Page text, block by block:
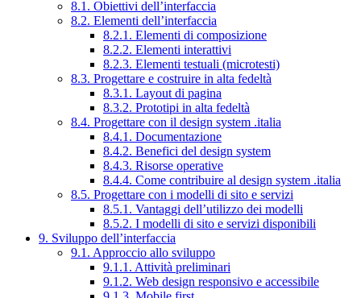
8.1. Obiettivi dell’interfaccia
8.2. Elementi dell’interfaccia
8.2.1. Elementi di composizione
8.2.2. Elementi interattivi
8.2.3. Elementi testuali (microtesti)
8.3. Progettare e costruire in alta fedeltà
8.3.1. Layout di pagina
8.3.2. Prototipi in alta fedeltà
8.4. Progettare con il design system .italia
8.4.1. Documentazione
8.4.2. Benefici del design system
8.4.3. Risorse operative
8.4.4. Come contribuire al design system .italia
8.5. Progettare con i modelli di sito e servizi
8.5.1. Vantaggi dell’utilizzo dei modelli
8.5.2. I modelli di sito e servizi disponibili
9. Sviluppo dell’interfaccia
9.1. Approccio allo sviluppo
9.1.1. Attività preliminari
9.1.2. Web design responsivo e accessibile